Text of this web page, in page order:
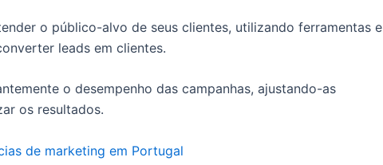
o público-alvo de seus clientes, utilizando ferramentas e
leads em clientes.
o desempenho das campanhas, ajustando-as
os resultados.
de marketing em Portugal